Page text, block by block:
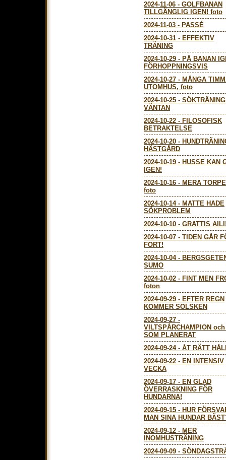
2024-11-06 - GOLFBANAN
TILLGÄNGLIG IGEN! foto
2024-11-03 - PASSÉ
2024-10-31 - EFFEKTIV
TRÄNING
2024-10-29 - PÅ BANAN
FÖRHOPPNINGSVIS
2024-10-27 - MÅNGA
UTOMHUS, foto
2024-10-25 -
VÄNTAN
2024-10-22 - FILOSOFISK
BETRAKTELSE
2024-10-20 -
HÄSTGÅRD
2024-10-19 - HUSSE KAN
IGEN!
2024-10-16 - MERA
foto
2024-10-14- MATTE HADE
SÖKPROBLEM
2024-10-10 - GRATTIS
2024-10-07 - TIDEN GÅR
FORT!
2024-10-04-
SUMO
2024-10-02 - FINT MEN
foton
2024-09-29 - EFTER REGN
KOMMER SOLSKEN
2024-09-27 -
VILTSPÅRCHAMPION
SOM PLANERAT
2024-09-24- ÅT RÄTT
2024-09-22 - EN INTENSIV
VECKA
2024-09-17 - EN GLAD
ÖVERRASKNING FÖR
HUNDARNA!
2024-09-15 - HUR
MAN SINA HUNDAR
2024-09-12 - MER
INOMHUSTRÄNING
2024-09-09 -